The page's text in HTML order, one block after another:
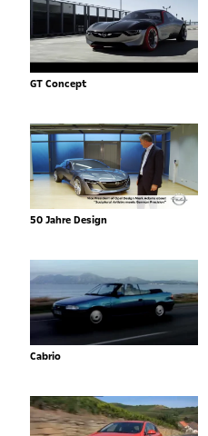
GT Concept
50 Jahre Design
Cabrio